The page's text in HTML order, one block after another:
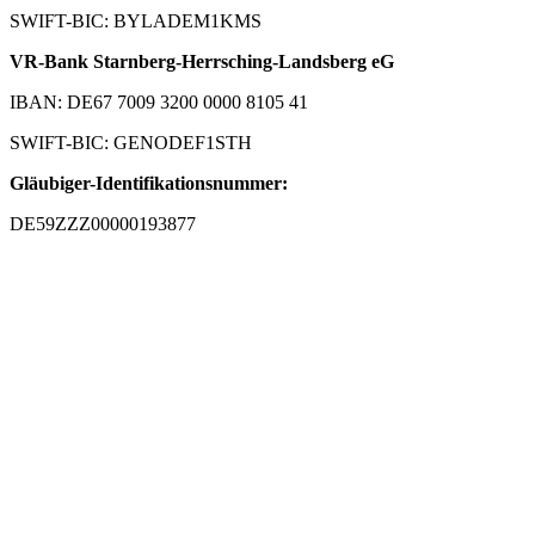
SWIFT-BIC: BYLADEM1KMS
VR-Bank Starnberg-Herrsching-Landsberg eG
IBAN: DE67 7009 3200 0000 8105 41
SWIFT-BIC: GENODEF1STH
Gläubiger-Identifikationsnummer:
DE59ZZZ00000193877